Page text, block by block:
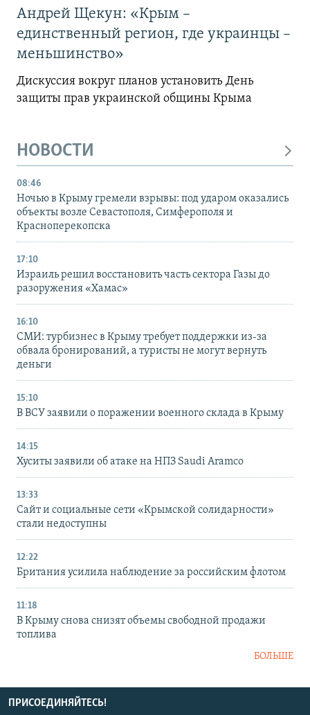
Андрей Щекун: «Крым –
единственный регион, где украинцы –
меньшинство»
Дискуссия вокруг планов установить День
защиты прав украинской общины Крыма
НОВОСТИ
08:46
Ночью в Крыму гремели взрывы: под ударом оказались
объекты возле Севастополя, Симферополя и
Красноперекопска
17:10
Израиль решил восстановить часть сектора Газы до
разоружения «Хамас»
16:10
СМИ: турбизнес в Крыму требует поддержки из-за
обвала бронирований, а туристы не могут вернуть
деньги
15:10
В ВСУ заявили о поражении военного склада в Крыму
14:15
Хуситы заявили об атаке на НПЗ Saudi Aramco
13:33
Сайт и социальные сети «Крымской солидарности»
стали недоступны
12:22
Британия усилила наблюдение за российским флотом
11:18
В Крыму снова снизят объемы свободной продажи
топлива
БОЛЬШЕ
ПРИСОЕДИНЯЙТЕСЬ!